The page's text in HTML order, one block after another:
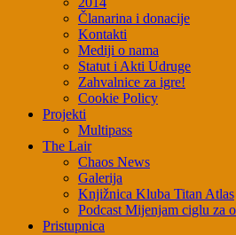
Članarina i donacije
Kontakti
Mediji o nama
Statut i Akti Udruge
Zahvalnice za igre!
Cookie Policy
Projekti
Multipass
The Lair
Chaos News
Galerija
Knjižnica Kluba Titan Atlas
Podcast Mijenjam ciglu za
Pristupnica